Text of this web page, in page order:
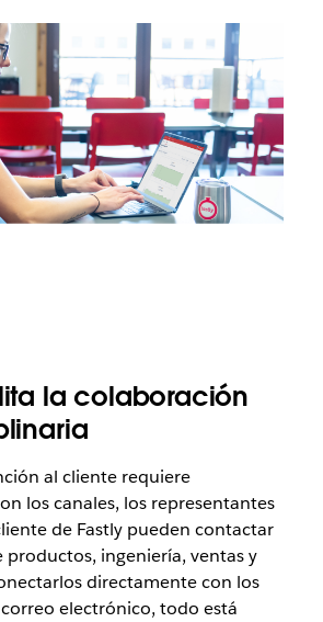
la colaboración
al cliente requiere
los canales, los representantes
de Fastly pueden contactar
productos, ingeniería, ventas y
directamente con los
electrónico, todo está